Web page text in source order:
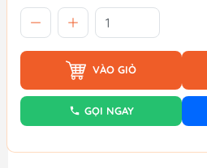
VÀO GIỎ
GỌI NGAY